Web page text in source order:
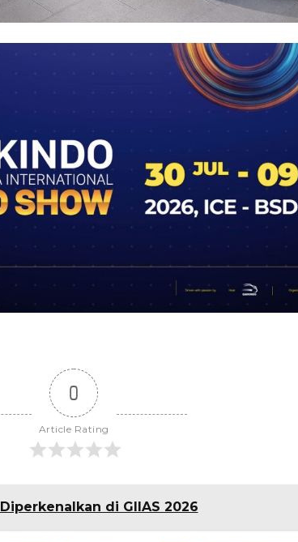
0
Article Rating
di GIIAS 2026